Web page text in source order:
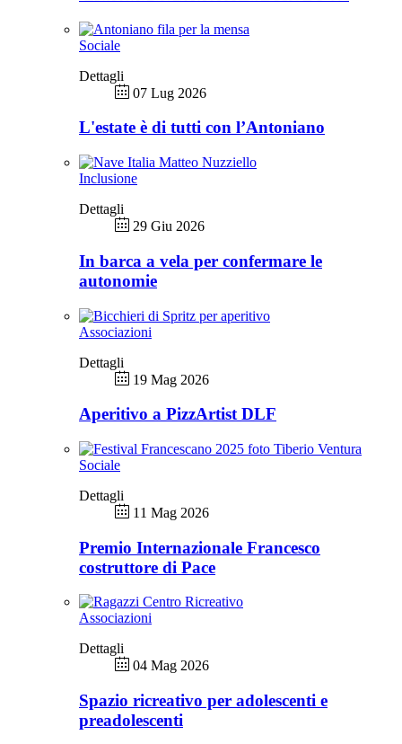
Sociale
Dettagli
07 Lug 2026
L'estate è di tutti con l’Antoniano
Inclusione
Dettagli
29 Giu 2026
In barca a vela per confermare le
autonomie
Associazioni
Dettagli
19 Mag 2026
Aperitivo a PizzArtist DLF
Sociale
Dettagli
11 Mag 2026
Premio Internazionale Francesco
costruttore di Pace
Associazioni
Dettagli
04 Mag 2026
Spazio ricreativo per adolescenti e
preadolescenti